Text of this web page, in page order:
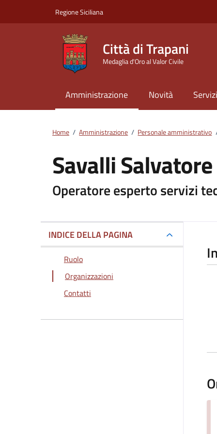
Regione Siciliana
Città di Trapani
Medaglia d'Oro al Valor Civile
Amministrazione Novità
Home / Amministrazione / Personale amministrativo
Savalli Salvatore
Dettagli della
Operatore esperto servizi
INDICE DELLA PAGINA
Ruolo
Organizzazioni
Contatti